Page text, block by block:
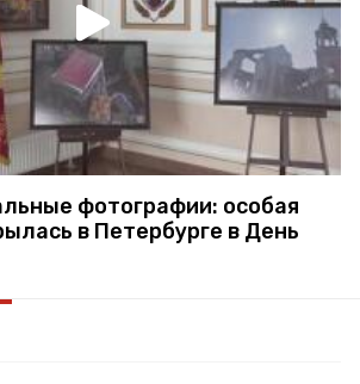
фотографии: особая
в Петербурге в День